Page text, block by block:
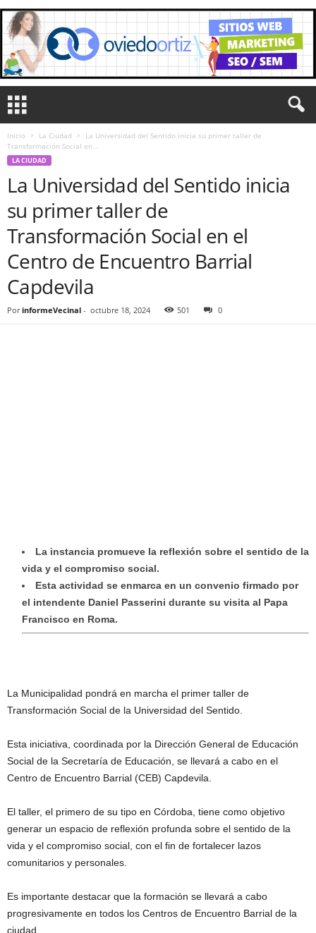
Inicio La Ciudad
La Universidad del Sentido inicia su primer taller de
Transformación Social en...
LA CIUDAD
La Universidad del Sentido inicia
su primer taller de
Transformación Social en el
Centro de Encuentro Barrial
Capdevila
Por informeVecinal - octubre 18, 2024 501 0
La instancia promueve la reflexión sobre el sentido de la
vida y el compromiso social.
Esta actividad se enmarca en un convenio firmado por
el intendente Daniel Passerini durante su visita al Papa
Francisco en Roma.
La Municipalidad pondrá en marcha el primer taller de
Transformación Social de la Universidad del Sentido.
Esta iniciativa, coordinada por la Dirección General de Educación
Social de la Secretaría de Educación, se llevará a cabo en el
Centro de Encuentro Barrial (CEB) Capdevila.
El taller, el primero de su tipo en Córdoba, tiene como objetivo
generar un espacio de reflexión profunda sobre el sentido de la
vida y el compromiso social, con el fin de fortalecer lazos
comunitarios y personales.
Es importante destacar que la formación se llevará a cabo
progresivamente en todos los Centros de Encuentro Barrial de la
ciudad.